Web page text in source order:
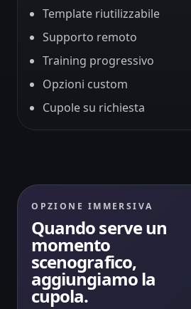
Template riutilizzabile
Supporto remoto
Training progressivo
Opzioni custom
Cupole su richiesta
OPZIONE IMMERSIVA
Quando serve un
momento
scenografico,
aggiungiamo la
cupola.